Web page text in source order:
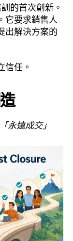
的首次創新。
它要求銷售人
出解決方案的
信任。
永遠成交」